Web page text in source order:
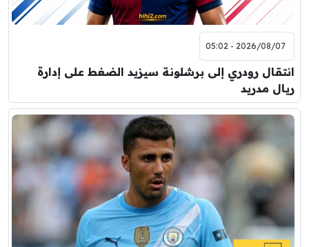
2026/08/07 - 05:02
انتقال رودري إلى برشلونة سيزيد الضغط على إدارة
ريال مدريد